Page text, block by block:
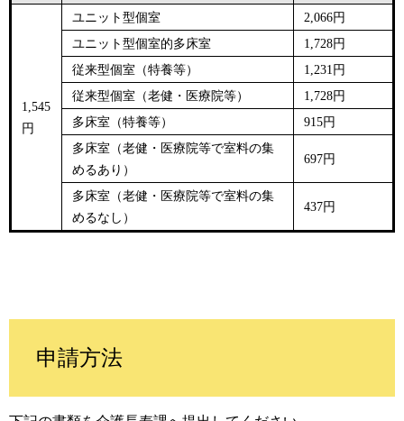
1,545
円
ユニット型個室
2,066円
ユニット型個室的多床室
1,728円
従来型個室（特養等​）
1,231円
従来型個室（老健・医療院等​）
1,728円
多床室（特養等​）
915円
多床室（老健・医療院等で室料の集
めるあり​ ）
697円
多床室（老健・医療院等で室料の集
めるなし）
437円
申請方法